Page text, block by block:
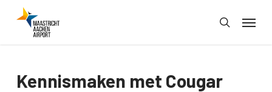
search
Menu
Kennismaken met Cougar